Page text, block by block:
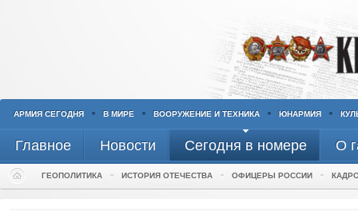
АРМИЯ СЕГОДНЯ В МИРЕ ВООРУЖЕНИЕ И ТЕХНИКА ЮНАРМИЯ
Главное Новости
Вести «Красная
В армиях СНГ
Сегодня в номере О
ГЕОПОЛИТИКА ИСТОРИЯ ОТЕЧЕСТВА ОФИЦЕРЫ РОССИИ